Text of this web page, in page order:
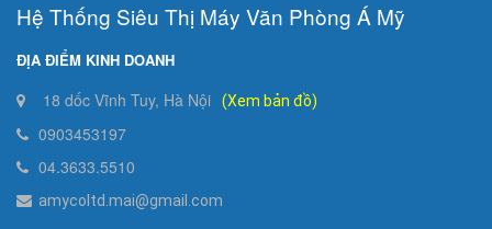
Hệ Thống Siêu Thị Máy Văn Phòng Á Mỹ
ĐỊA ĐIỂM KINH DOANH
18 dốc Vĩnh Tuy, Hà Nội (Xem bản đồ)
0903453197
04.3633.5510
amycoltd.mai@gmail.com